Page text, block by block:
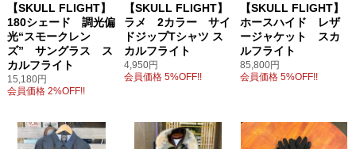
【SKULL FLIGHT】
180シェード 調光偏
光“スモークレン
ズ” サングラス ス
カルフライト
15,180円
会員価格 2%OFF!!
【SKULL FLIGHT】
ラメ 2カラー サイ
ドジップTシャツ ス
カルフライト
4,950円
会員価格 5%OFF!!
【SKULL FLIGHT】
ホースハイド レザ
ージャケット スカ
ルフライト
85,800円
会員価格 5%OFF!!